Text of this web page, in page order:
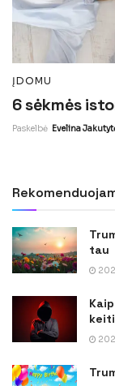
ĮDOMU
6 sėkmės
Paskelbė Evelina
tau